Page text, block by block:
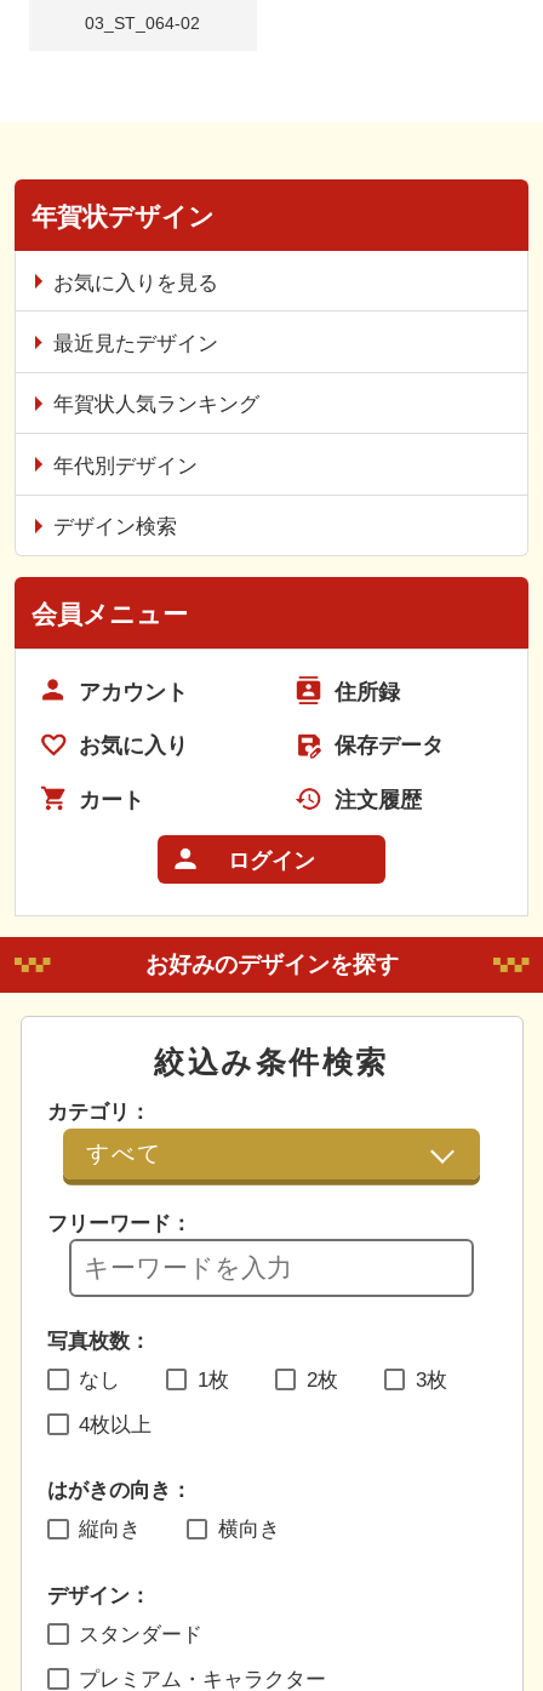
03_ST_064-02
年賀状デザイン
お気に入りを見る
最近見たデザイン
年賀状人気ランキング
年代別デザイン
デザイン検索
会員メニュー
アカウント 住所録
お気に入り 保存データ
カート 注文履歴
ログイン
お好みのデザインを探す
絞込み条件検索
カテゴリ：
フリーワード：
写真枚数：
なし
1枚 2枚 3枚
4枚以上
はがきの向き：
縦向き
横向き
デザイン：
スタンダード
プレミアム・キャラクター